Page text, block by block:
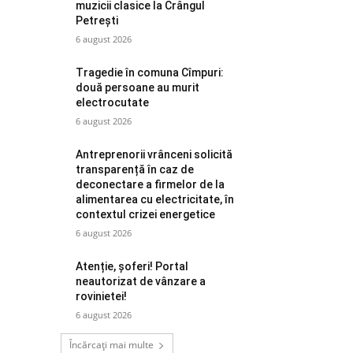
muzicii clasice la Crângul
Petrești
6 august 2026
Tragedie în comuna Cîmpuri:
două persoane au murit
electrocutate
6 august 2026
Antreprenorii vrânceni solicită
transparență în caz de
deconectare a firmelor de la
alimentarea cu electricitate, în
contextul crizei energetice
6 august 2026
Atenție, șoferi! Portal
neautorizat de vânzare a
rovinietei!
6 august 2026
Încărcați mai multe